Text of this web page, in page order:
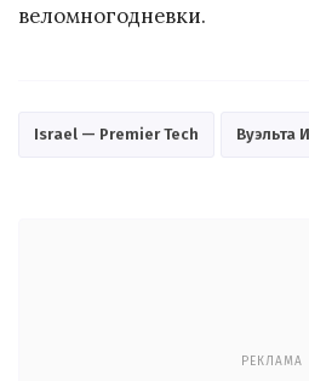
веломногодневки.
Israel — Premier Tech Вуэльта
РЕКЛАМА